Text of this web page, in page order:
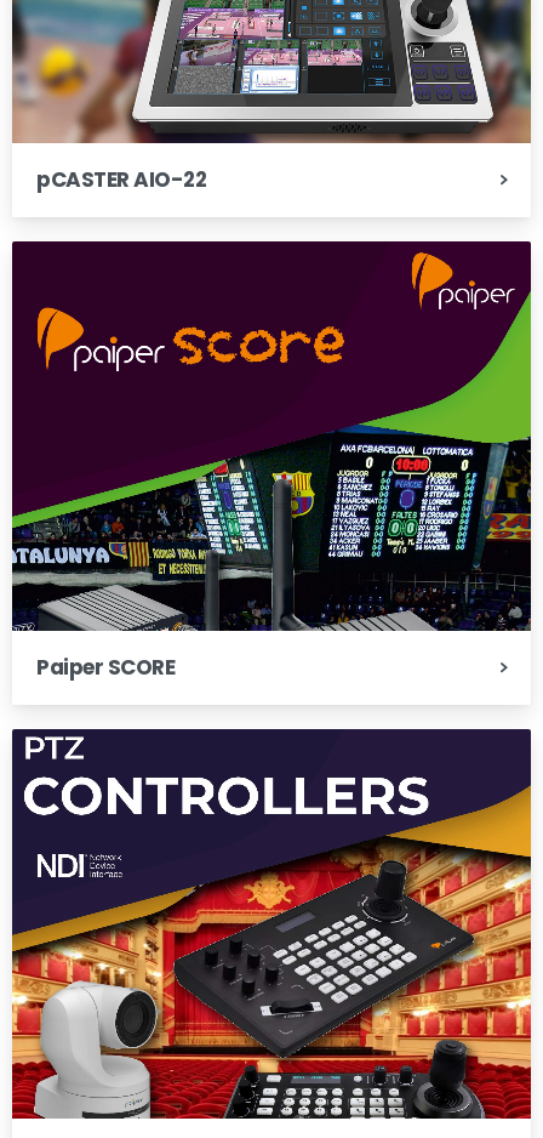
pCASTER AIO-22
Paiper SCORE